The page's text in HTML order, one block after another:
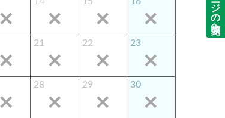
21 22 23
28 29 30